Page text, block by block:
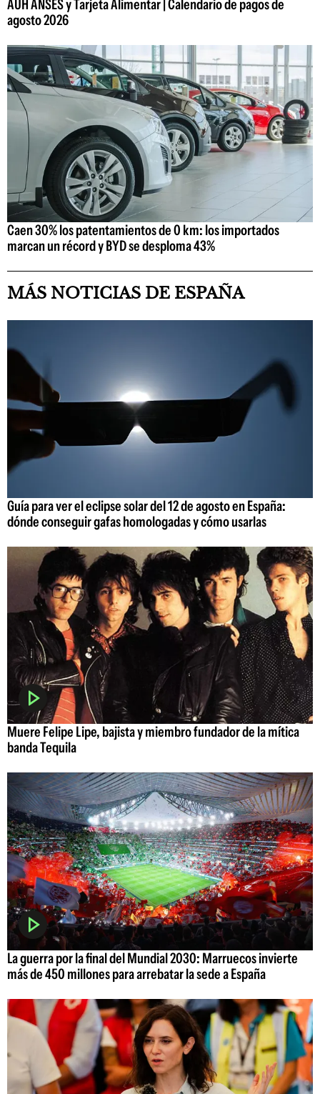
AUH ANSES y Tarjeta Alimentar | Calendario de pagos de
agosto 2026
Caen 30% los patentamientos de 0 km: los importados
marcan un récord y BYD se desploma 43%
MÁS NOTICIAS DE ESPAÑA
Guía para ver el eclipse solar del 12 de agosto en España:
dónde conseguir gafas homologadas y cómo usarlas
Muere Felipe Lipe, bajista y miembro fundador de la mítica
banda Tequila
La guerra por la final del Mundial 2030: Marruecos invierte
más de 450 millones para arrebatar la sede a España